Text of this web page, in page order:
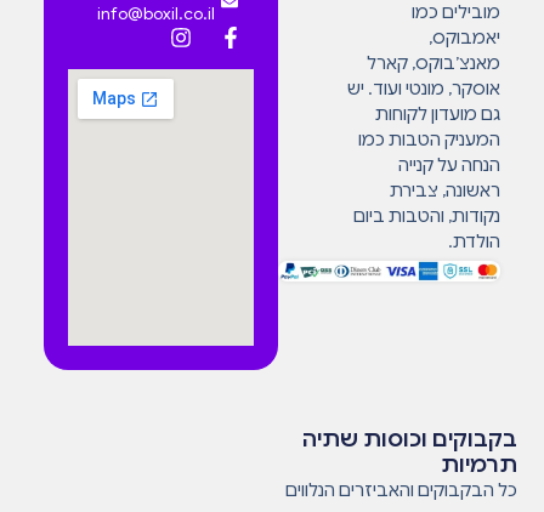
מובילים כמו
יאמבוקס,
מאנצ’בוקס, קארל
אוסקר, מונטי ועוד. יש
גם מועדון לקוחות
המעניק הטבות כמו
הנחה על קנייה
ראשונה, צבירת
נקודות, והטבות ביום
הולדת.
info@boxil.co.il
בקבוקים וכוסות שתיה
תרמיות
כל הבקבוקים והאביזרים הנלווים